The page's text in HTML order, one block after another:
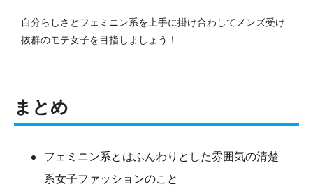
自分らしさとフェミニン系を上手に掛け合わしてメンズ受け
抜群のモテ女子を目指しましょう！
まとめ
フェミニン系とはふんわりとした雰囲気の清楚
系女子ファッションのこと